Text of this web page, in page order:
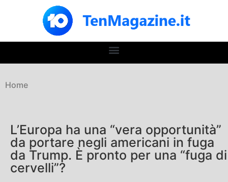
Home
L’Europa ha una “vera opportunità”
da portare negli americani in fuga
da Trump. È pronto per una “fuga di
cervelli”?